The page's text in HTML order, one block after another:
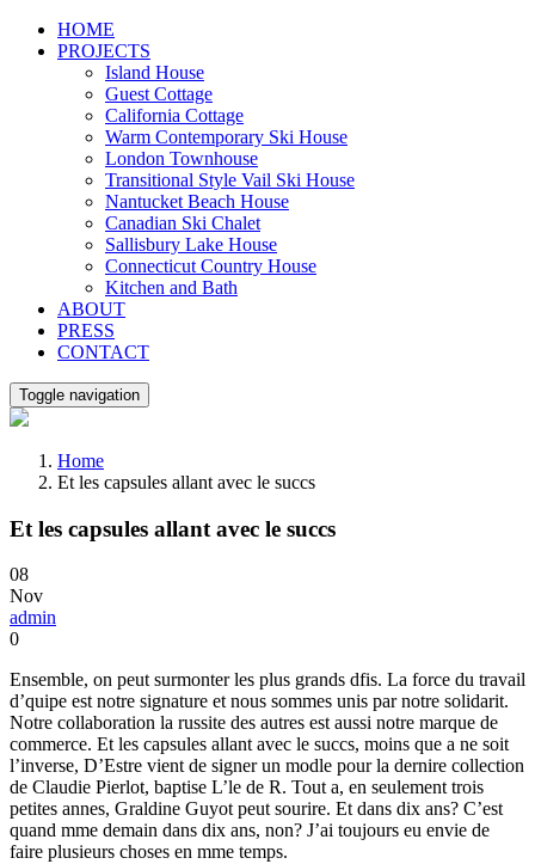
Skip
HOME
PROJECTS
Island House
Guest Cottage
California Cottage
Warm Contemporary Ski House
London Townhouse
Transitional Style Vail Ski House
Nantucket Beach House
Canadian Ski Chalet
Sallisbury Lake House
Connecticut Country House
Kitchen and Bath
ABOUT
PRESS
CONTACT
Toggle navigation
Home
Et les capsules allant avec le succs
Et les capsules allant avec le succs
08
Nov
admin
0
Ensemble, on peut surmonter les plus grands dfis. La force du travail
d’quipe est notre signature et nous sommes unis par notre solidarit.
Notre collaboration la russite des autres est aussi notre marque de
commerce. Et les capsules allant avec le succs, moins que a ne soit
l’inverse, D’Estre vient de signer un modle pour la dernire collection
de Claudie Pierlot, baptise L’le de R. Tout a, en seulement trois
petites annes, Graldine Guyot peut sourire. Et dans dix ans? C’est
quand mme demain dans dix ans, non? J’ai toujours eu envie de
faire plusieurs choses en mme temps.